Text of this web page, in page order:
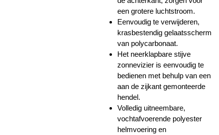
een grotere luchtstroom.
Eenvoudig te verwijderen,
krasbestendig gelaatsscherm
van polycarbonaat.
Het neerklapbare stijve
zonnevizier is eenvoudig te
bedienen met behulp van een
aan de zijkant gemonteerde
hendel.
Volledig uitneembare,
vochtafvoerende polyester
helmvoering en